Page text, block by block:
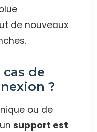
de nouveaux
de
?
ou de
support est